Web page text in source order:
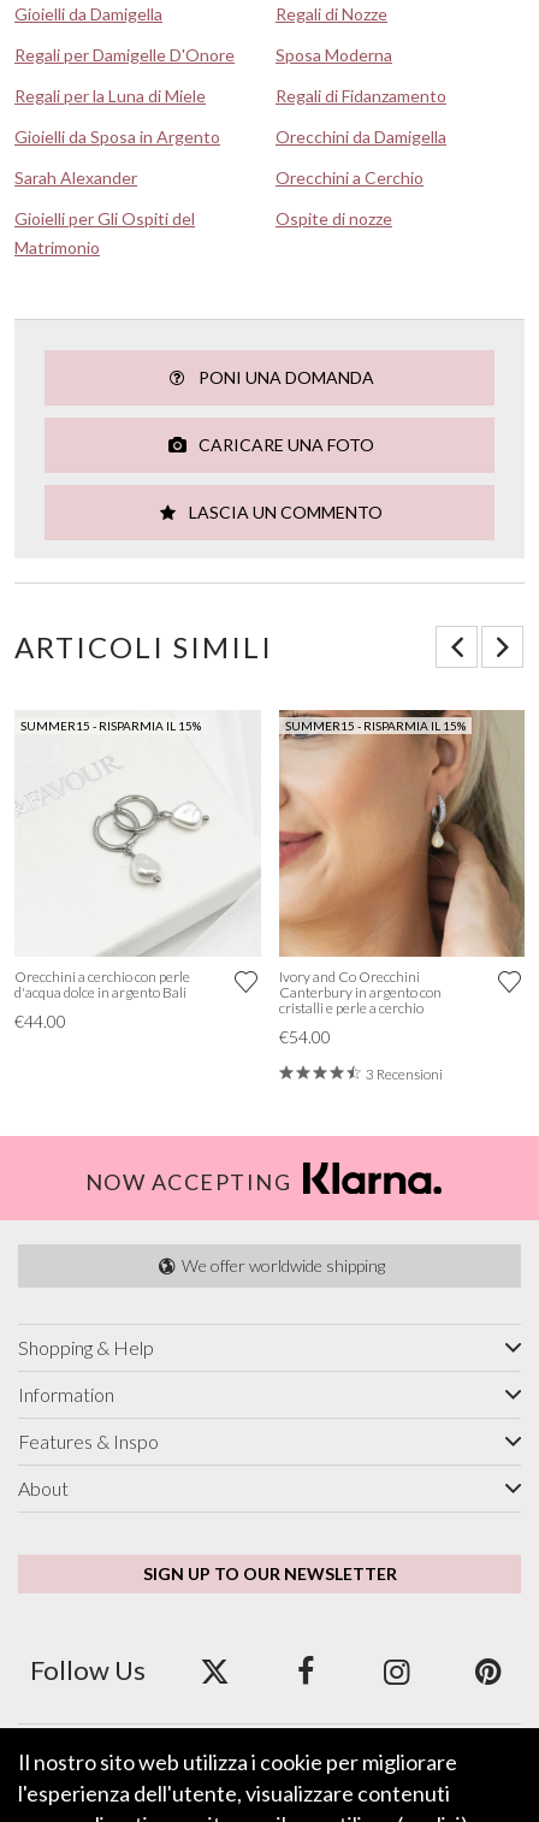
Gioielli da Damigella
Regali di Nozze
Regali per Damigelle D'Onore
Sposa Moderna
Regali per la Luna di Miele
Regali di Fidanzamento
Gioielli da Sposa in Argento
Orecchini da Damigella
Sarah Alexander
Orecchini a Cerchio
Gioielli per Gli Ospiti del
Matrimonio
Ospite di nozze
PONI UNA DOMANDA
CARICARE UNA FOTO
LASCIA UN COMMENTO
ARTICOLI SIMILI
SUMMER15 - RISPARMIA IL 15%
Orecchini a cerchio con perle
d'acqua dolce in argento Bali
€44.00
SUMMER15 - RISPARMIA IL 15%
Ivory and Co Orecchini
Canterbury in argento con
cristalli e perle a cerchio
€54.00
3 Recensioni
NOW ACCEPTING
We offer worldwide shipping
Shopping & Help
Information
Features & Inspo
About
SIGN UP TO OUR NEWSLETTER
Follow Us
We accept ApplePay, GooglePay, PayPal and Credit/Debit Card.
Il nostro sito web utilizza i cookie per migliorare
l'esperienza dell'utente, visualizzare contenuti